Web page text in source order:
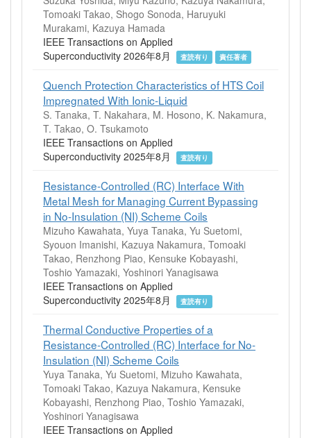
Tomoaki Takao, Shogo Sonoda, Haruyuki
Murakami, Kazuya Hamada
IEEE Transactions on Applied
Superconductivity 2026年8月
査読有り 責任著者
Quench Protection Characteristics of HTS Coil
Impregnated With Ionic-Liquid
S. Tanaka, T. Nakahara, M. Hosono, K. Nakamura,
T. Takao, O. Tsukamoto
IEEE Transactions on Applied
Superconductivity 2025年8月
査読有り
Resistance-Controlled (RC) Interface With
Metal Mesh for Managing Current Bypassing
in No-Insulation (NI) Scheme Coils
Mizuho Kawahata, Yuya Tanaka, Yu Suetomi,
Syouon Imanishi, Kazuya Nakamura, Tomoaki
Takao, Renzhong Piao, Kensuke Kobayashi,
Toshio Yamazaki, Yoshinori Yanagisawa
IEEE Transactions on Applied
Superconductivity 2025年8月
査読有り
Thermal Conductive Properties of a
Resistance-Controlled (RC) Interface for No-
Insulation (NI) Scheme Coils
Yuya Tanaka, Yu Suetomi, Mizuho Kawahata,
Tomoaki Takao, Kazuya Nakamura, Kensuke
Kobayashi, Renzhong Piao, Toshio Yamazaki,
Yoshinori Yanagisawa
IEEE Transactions on Applied